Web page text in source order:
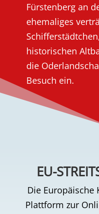
Fürstenberg an
ehemaliges
historischen
die
Besuch ein.
EU-
Die
Plattform zur